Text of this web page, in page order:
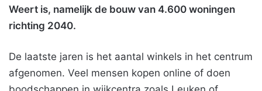
Weert is, namelijk de bouw van 4.600 woningen
richting 2040.
De laatste jaren is het aantal winkels in het centrum
afgenomen. Veel mensen kopen online of doen